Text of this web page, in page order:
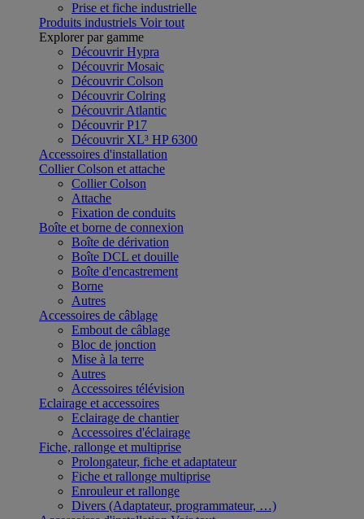
Prise et fiche industrielle
Produits industriels Voir tout
Explorer par gamme
Découvrir Hypra
Découvrir Mosaic
Découvrir Colson
Découvrir Colring
Découvrir Atlantic
Découvrir P17
Découvrir XL³ HP 6300
Accessoires d'installation
Collier Colson et attache
Collier Colson
Attache
Fixation de conduits
Boîte et borne de connexion
Boîte de dérivation
Boîte DCL et douille
Boîte d'encastrement
Borne
Autres
Accessoires de câblage
Embout de câblage
Bloc de jonction
Mise à la terre
Autres
Accessoires télévision
Eclairage et accessoires
Eclairage de chantier
Accessoires d'éclairage
Fiche, rallonge et multiprise
Prolongateur, fiche et adaptateur
Fiche et rallonge multiprise
Enrouleur et rallonge
Divers (Adaptateur, programmateur, …)